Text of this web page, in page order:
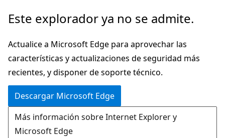
Ir
contenido
principal
Ir
la
navegación
en
la
página
Este explorador ya no se admite.
Actualice a Microsoft Edge para aprovechar las
características y actualizaciones de seguridad más
recientes, y disponer de soporte técnico.
Descargar Microsoft Edge
Más información sobre Internet Explorer y
Microsoft Edge